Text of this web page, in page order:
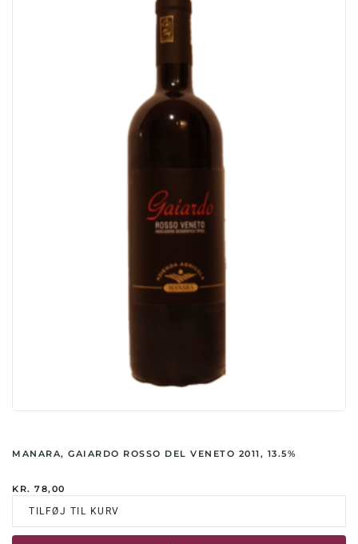
MANARA, GAIARDO ROSSO DEL VENETO 2011, 13.5%
KR. 78,00
TILFØJ TIL KURV